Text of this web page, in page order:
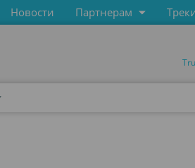
Новости Партнерам